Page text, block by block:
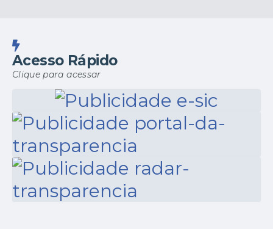
Quinta-feira
LER ONLINE
Acesso Rápido
Clique para acessar